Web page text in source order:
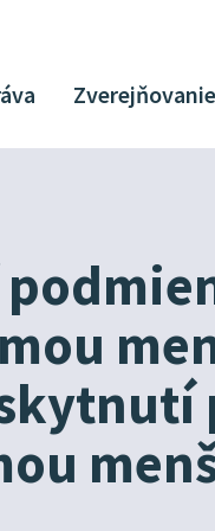
Zverejňovanie